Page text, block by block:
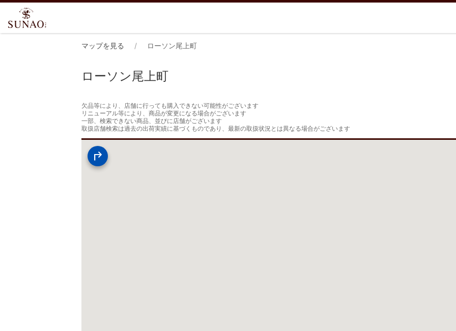
マップを見る ローソン尾上町
ローソン尾上町
欠品等により、店舗に行っても購入できない可能性がございます
リニューアル等により、商品が変更になる場合がございます
一部、検索できない商品、並びに店舗がございます
取扱店舗検索は過去の出荷実績に基づくものであり、最新の取扱状況とは異なる場合がございます